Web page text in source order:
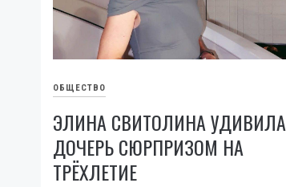
ОБЩЕСТВО
ЭЛИНА СВИТОЛИНА УДИВИЛА
ДОЧЕРЬ СЮРПРИЗОМ НА
ТРЁХЛЕТИЕ